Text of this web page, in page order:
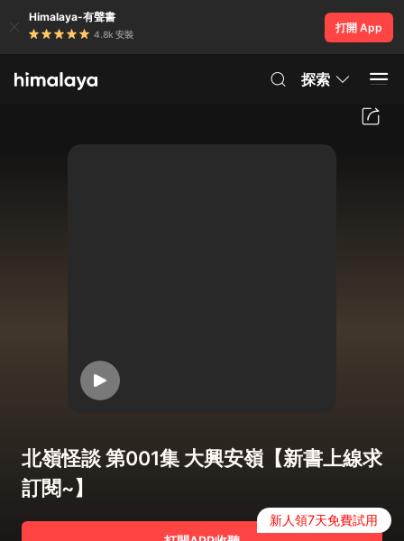
Himalaya-有聲書
4.8k 安裝
打開 App
探索
北嶺怪談 第001集 大興安嶺【新書上線求
訂閱~】
新人領7天免費試用